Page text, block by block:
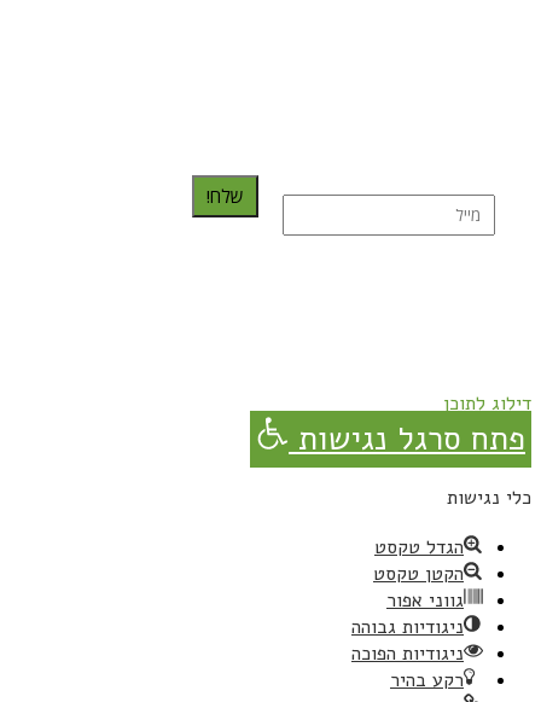
שלח!
דילוג לתוכן
פתח סרגל נגישות
כלי נגישות
הגדל טקסט
הקטן טקסט
גווני אפור
ניגודיות גבוהה
ניגודיות הפוכה
רקע בהיר